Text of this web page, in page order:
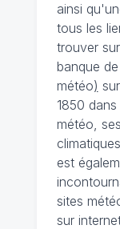
ainsi
tous les
trouver
banque
météo)
1850
météo,
est
sites
sur